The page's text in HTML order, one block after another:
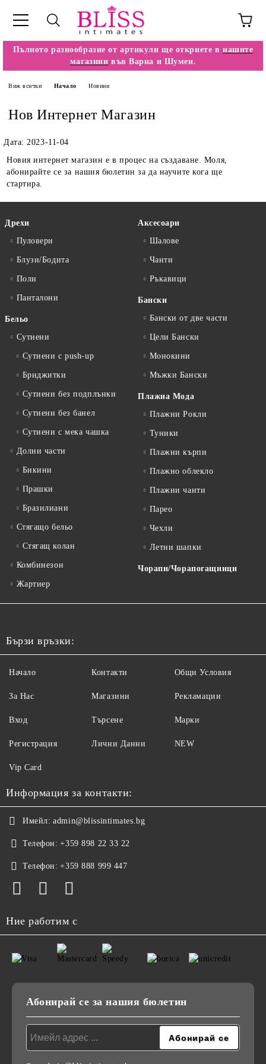
Пълното разнообразие от артикули ще откриете в нашите
магазини във Варна и Шумен.
Виж всички Начало Новини
Нов Интернет Магазин
Дата: 2023-11-04
Новия интернет магазин е в процес на създаване. Моля,
абонирайте се за нашия бюлетин за да научите кога ще
стартира.
Дрехи
Пуловери
Блузи/Бодита
Поли
Панталони
Бельо
Сутиени
Сутиени с push-up
Бриджитки
Сутиени без подплънки
Сутиени без банел
Сутиени с мека чашка
Долни части
Бикини
Прашки
Бразилиани
Стягащо бельо
Стягащ колан
Комбинезон
Жартиер
Аксесоари
Шалове
Чанти
Ръкавици
Бански
Бански от две части
Цели Бански
Монокини
Мъжки Бански
Плажна Мода
Плажни Рокли
Туники
Плажни кърпи
Плажно облекло
Плажни чанти
Парео
Чехли
Летни шапки
Чорапи/Чорапогащници
Бързи връзки:
Начало
За Нас
Вход
Регистрация
Контакти
Магазини
Търсене
Лични Данни
Общи Условия
Рекламации
Марки
NEW
Vip Card
Информация за контакти:
Имейл: admin@blissintimates.bg
Телефон: +359 898 22 33 22
Телефон: +359 888 999 447
Ние работим с
Абонирай се за нашия бюлетин